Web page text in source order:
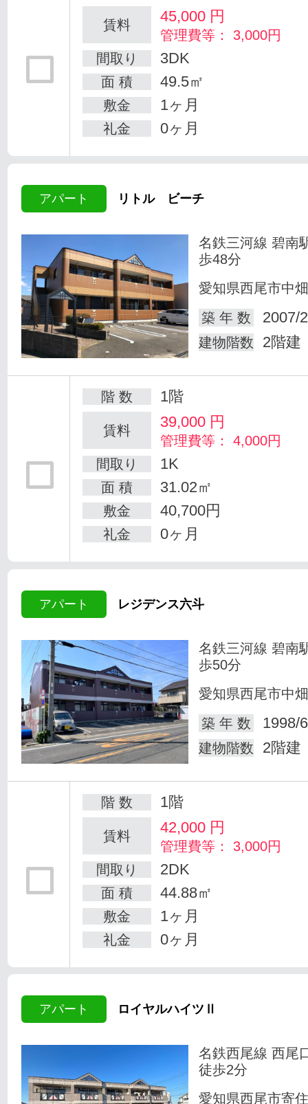
賃料 45,000 円
管理費等： 3,000円
間取り
3DK
面 積 49.5㎡
敷金 1ヶ月
礼金 0ヶ月
アパート リトル ビーチ
名鉄三河線 碧南
歩48分
愛知県西尾市中
築 年 数
2007/
建物階数 2階建
階 数 1階
賃料 39,000 円
管理費等： 4,000円
間取り
1K
面 積 31.02㎡
敷金 40,700円
礼金 0ヶ月
アパート レジデンス六斗
名鉄三河線 碧南
歩50分
愛知県西尾市中
築 年 数
1998/
建物階数 2階建
階 数 1階
賃料 42,000 円
管理費等： 3,000円
間取り
2DK
面 積 44.88㎡
敷金 1ヶ月
礼金 0ヶ月
アパート ロイヤルハイツⅡ
名鉄西尾線 西尾
徒歩2分
愛知県西尾市寄